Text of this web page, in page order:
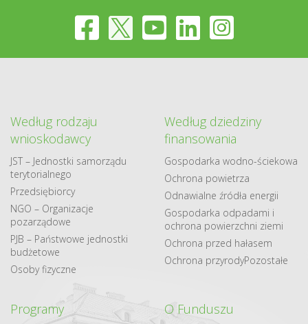
Według rodzaju
wnioskodawcy
JST – Jednostki samorządu
terytorialnego
Przedsiębiorcy
NGO – Organizacje
pozarządowe
PJB – Państwowe jednostki
budżetowe
Osoby fizyczne
Według dziedziny
finansowania
Gospodarka​ wodno​-ściekowa
Ochrona powietrza
Odnawialne​ źródła​ energii
Gospodarka odpadami i
ochrona powierzchni ziemi
Ochrona przed hałasem
Ochrona przyrodyPozostałe
Programy O Funduszu